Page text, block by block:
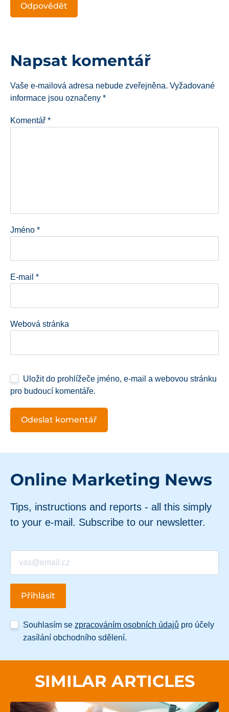
Odpovědět
Napsat komentář
Vaše e-mailová adresa nebude zveřejněna. Vyžadované
informace jsou označeny *
Komentář *
Jméno *
E-mail *
Webová stránka
Uložit do prohlížeče jméno, e-mail a webovou stránku
pro budoucí komentáře.
Online Marketing News
Tips, instructions and reports - all this simply
to your e-mail. Subscribe to our newsletter.
Souhlasím se zpracováním osobních údajů pro účely
zasílání obchodního sdělení.
SIMILAR ARTICLES